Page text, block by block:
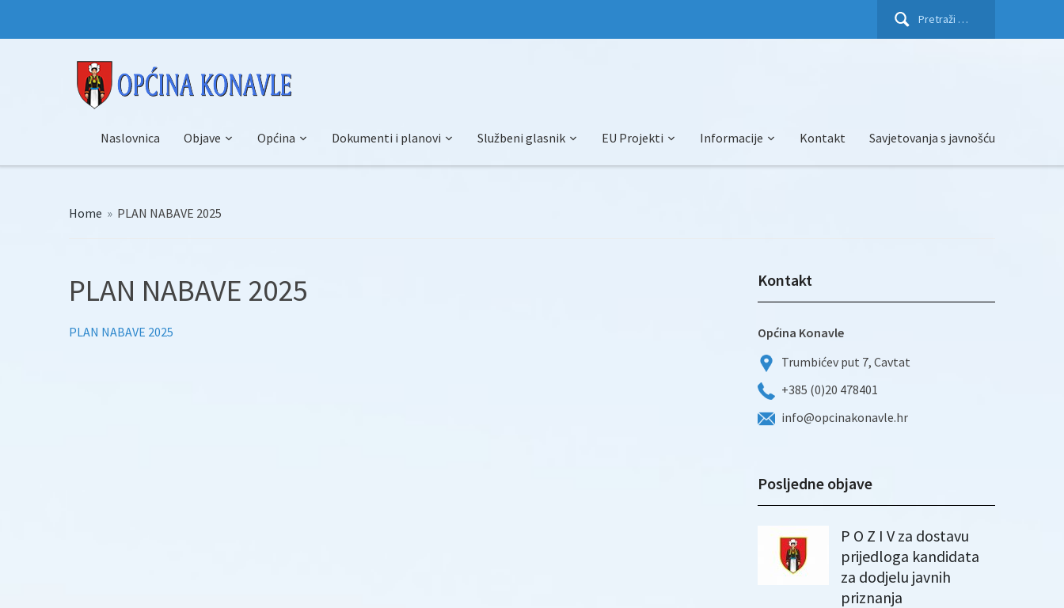
Pretraži:
Naslovnica Objave Općina Dokumenti i planovi Službeni glasnik EU Projekti Informacije Kontakt Savjetovanja s javnošću
Home » PLAN NABAVE 2025
PLAN NABAVE 2025
PLAN NABAVE 2025
Kontakt
Općina Konavle
Trumbićev put 7, Cavtat
+385 (0)20 478401
info@opcinakonavle.hr
Posljedne objave
P O Z I V za dostavu
prijedloga kandidata
za dodjelu javnih
priznanja